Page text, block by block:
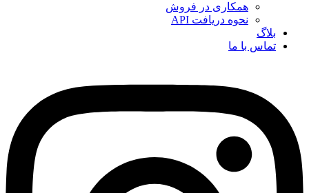
همکاری در فروش
نحوه دریافت API
با ما